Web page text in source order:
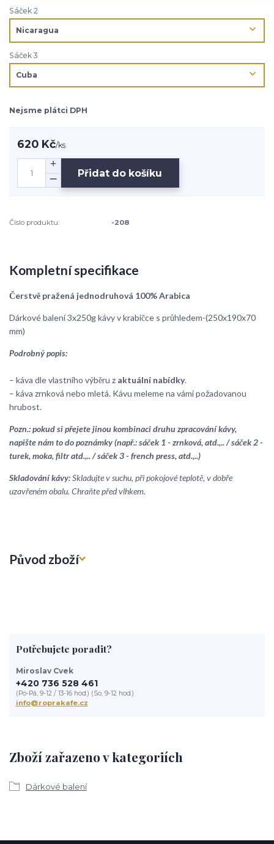
Sáček 2
Sáček 3
Nejsme plátci DPH
620 Kč/ks
Přidat do košíku
Číslo produktu: -208
Kompletní specifikace
Čerstvě pražená jednodruhová 100% Arabica
Dárkové balení 3x250g kávy v krabičce s průhledem-(250x190x70
mm)
Podrobný popis:
– káva dle vlastního výběru z aktuální nabídky.
– káva zrnková nebo mletá. Kávu meleme na vámi požadovanou
hrubost.
Pozn.: pokud si přejete jinou kombinaci druhu zpracování kávy,
napište nám to do poznámky (např.: sáček 1 - zrnková, atd.,.. / sáček 2 -
turek, moka, filtr atd.,.. / sáček 3 - french press, atd.,..)
Skladování kávy:Skladujte v suchu, při pokojové teplotě, v dobře
uzavřeném obalu. Chraňte před vlhkem.
Původ zboží
Zboží zařazeno v kategoriích
Dárkové balení
Potřebujete poradit?
Miroslav Cvek
+420 736 528 461
(Po-Pá, 9-12 / 13-16 hod.) (So, 9-12 hod.)
info@roprakafe.cz